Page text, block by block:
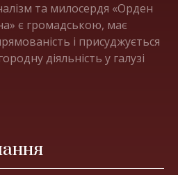
та милосердя «Орден
є громадською, має
і присуджується
діяльність у галузі